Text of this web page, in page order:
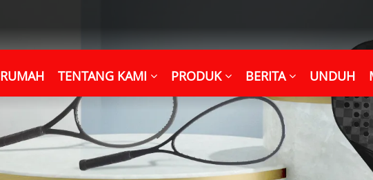
RUMAH TENTANG KAMI PRODUK BERITA UNDUH